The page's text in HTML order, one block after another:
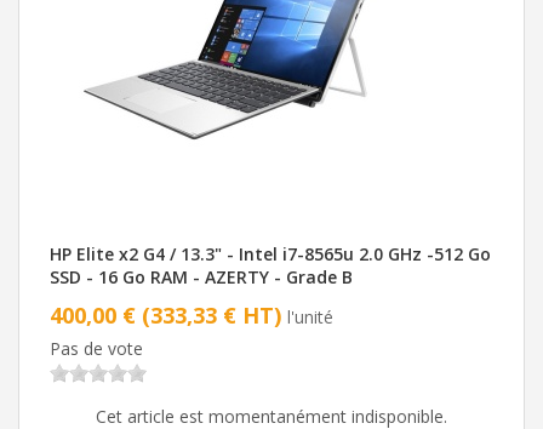
HP Elite x2 G4 / 13.3" - Intel i7-8565u 2.0 GHz -512 Go
SSD - 16 Go RAM - AZERTY - Grade B
400,00 € (333,33 € HT) l'unité
Pas de vote
Cet article est momentanément indisponible.